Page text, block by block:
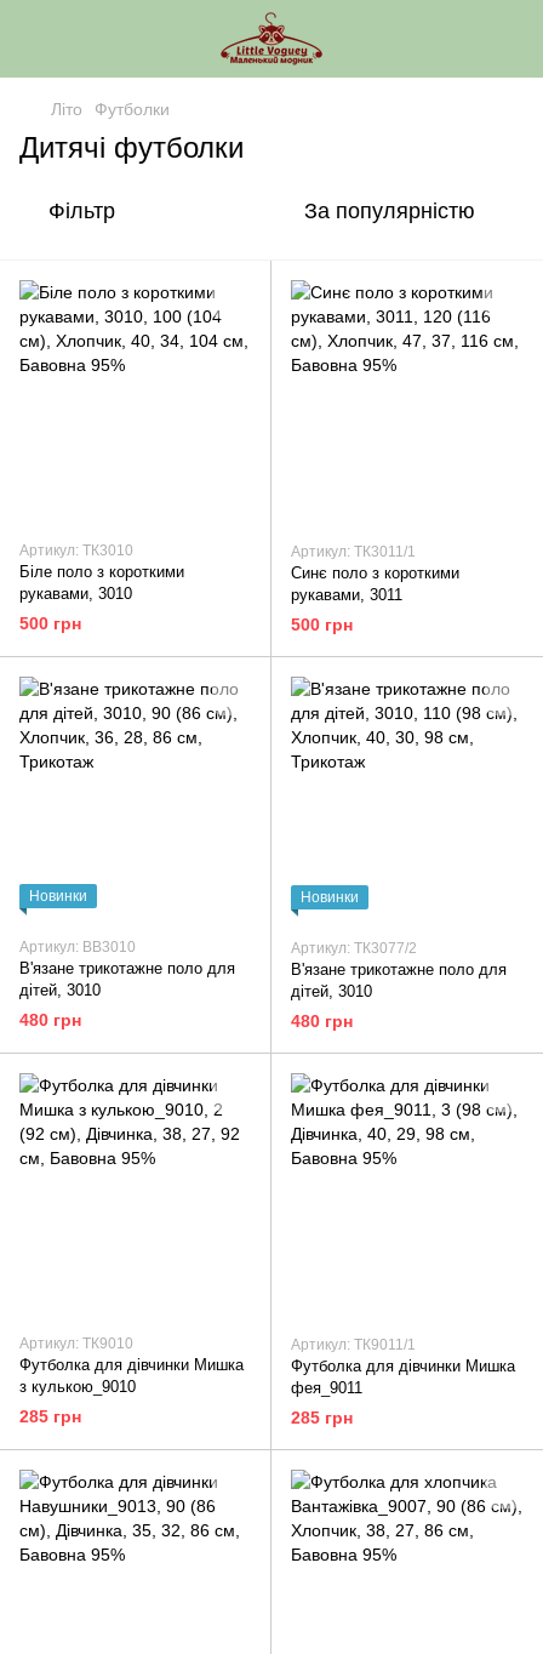
Літо Футболки
Дитячі футболки
Фільтр За популярністю
Артикул: ТК3010
Біле поло з короткими
рукавами, 3010
500 грн
Артикул: ТК3011/1
Синє поло з короткими
рукавами, 3011
500 грн
Новинки
Артикул: ВВ3010
В'язане трикотажне поло для
дітей, 3010
480 грн
Новинки
Артикул: ТК3077/2
В'язане трикотажне поло для
дітей, 3010
480 грн
Артикул: ТК9010
Футболка для дівчинки Мишка
з кулькою_9010
285 грн
Артикул: ТК9011/1
Футболка для дівчинки Мишка
фея_9011
285 грн